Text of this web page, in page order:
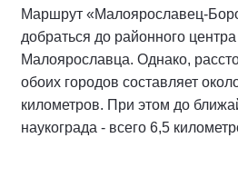
Маршрут «Малоярославец-
добраться до районного
Малоярославца. Однако,
обоих городов составляет
километров. При этом до
наукограда - всего 6,5